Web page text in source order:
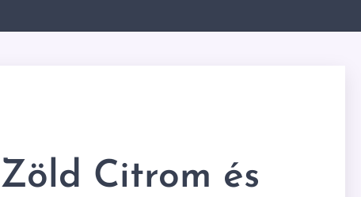
Zöld Citrom és